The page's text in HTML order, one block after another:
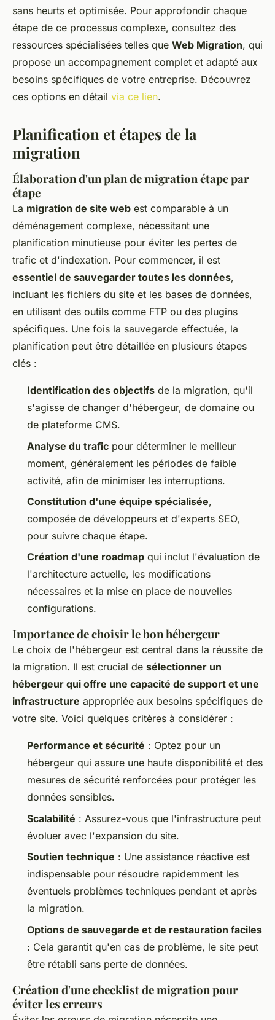
sans heurts et optimisée. Pour approfondir chaque
étape de ce processus complexe, consultez des
ressources spécialisées telles que Web Migration, qui
propose un accompagnement complet et adapté aux
besoins spécifiques de votre entreprise. Découvrez
ces options en détail via ce lien.
Planification et étapes de la
migration
Élaboration d'un plan de migration étape par
étape
La migration de site web est comparable à un
déménagement complexe, nécessitant une
planification minutieuse pour éviter les pertes de
trafic et d'indexation. Pour commencer, il est
essentiel de sauvegarder toutes les données,
incluant les fichiers du site et les bases de données,
en utilisant des outils comme FTP ou des plugins
spécifiques. Une fois la sauvegarde effectuée, la
planification peut être détaillée en plusieurs étapes
clés :
Identification des objectifs de la migration, qu'il
s'agisse de changer d'hébergeur, de domaine ou
de plateforme CMS.
Analyse du trafic pour déterminer le meilleur
moment, généralement les périodes de faible
activité, afin de minimiser les interruptions.
Constitution d'une équipe spécialisée,
composée de développeurs et d'experts SEO,
pour suivre chaque étape.
Création d'une roadmap qui inclut l'évaluation de
l'architecture actuelle, les modifications
nécessaires et la mise en place de nouvelles
configurations.
Importance de choisir le bon hébergeur
Le choix de l'hébergeur est central dans la réussite de
la migration. Il est crucial de sélectionner un
hébergeur qui offre une capacité de support et une
infrastructure appropriée aux besoins spécifiques de
votre site. Voici quelques critères à considérer :
Performance et sécurité : Optez pour un
hébergeur qui assure une haute disponibilité et des
mesures de sécurité renforcées pour protéger les
données sensibles.
Scalabilité : Assurez-vous que l'infrastructure peut
évoluer avec l'expansion du site.
Soutien technique : Une assistance réactive est
indispensable pour résoudre rapidemment les
éventuels problèmes techniques pendant et après
la migration.
Options de sauvegarde et de restauration faciles
: Cela garantit qu'en cas de problème, le site peut
être rétabli sans perte de données.
Création d'une checklist de migration pour
éviter les erreurs